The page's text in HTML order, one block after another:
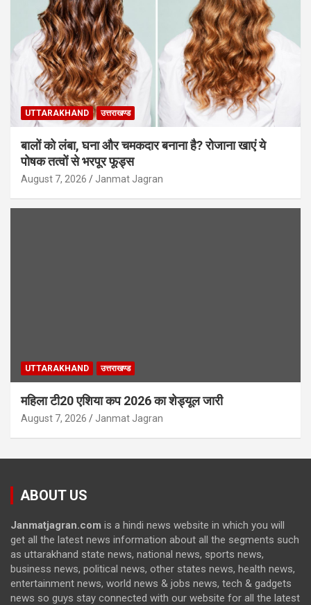
UTTARAKHAND उत्तराखण्ड
बालों को लंबा, घना और चमकदार बनाना है? रोजाना खाएं ये
पोषक तत्वों से भरपूर फूड्स
August 7, 2026 Janmat Jagran
UTTARAKHAND उत्तराखण्ड
महिला टी20 एशिया कप 2026 का शेड्यूल जारी
August 7, 2026 Janmat Jagran
ABOUT US
Janmatjagran.com is a hindi news website in which you will
get all the latest news information about all the segments such
as uttarakhand state news, national news, sports news,
business news, political news, other states news, health news,
entertainment news, world news & jobs news, tech & gadgets
news so guys stay connected with our website for all the latest